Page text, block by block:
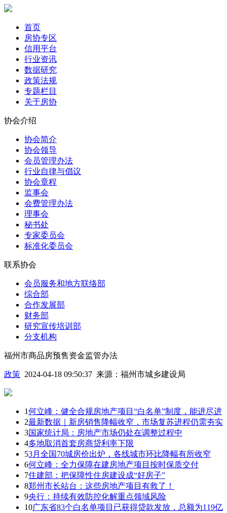
首页
房协专区
信用平台
行业资讯
数据研究
政策法规
专题栏目
关于房协
协会介绍
协会简介
协会领导
会员管理办法
行业自律与倡议
协会章程
监事会
会费管理办法
理事会
秘书处
专家委员会
标准化委员会
联系协会
会员服务和地方联络部
综合部
合作发展部
财务部
研究宣传培训部
分支机构
福州市商品房预售资金监管办法
政策 2024-04-18 09:50:37 来源： 福州市城乡建设局
1何立峰：健全合规房地产项目“白名单”制度，能进尽进
2最新数据｜新房销售降幅收窄，市场复苏进程仍需夯实
3国家统计局：房地产市场仍处在调整过程中
4多地取消首套房商贷利率下限
53月全国70城房价出炉，各线城市环比降幅有所收窄
6何立峰：全力保障在建房地产项目按时保质交付
7住建部：把保障性住房建设成“好房子”
8郑州市长站台：这些房地产项目有救了！
9央行：持续有效防控化解重点领域风险
10广东省83个白名单项目已获得贷款发放，总额为119亿